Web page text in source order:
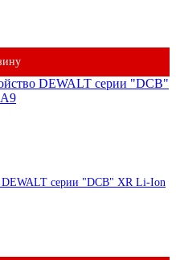
DEWALT серии "DCB" XR Li-Ion